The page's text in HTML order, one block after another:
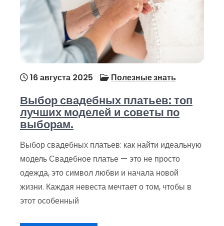
16 августа 2025 Полезные знать
Выбор свадебных платьев: топ
лучших моделей и советы по
выборам.
Выбор свадебных платьев: как найти идеальную
модель Свадебное платье — это не просто
одежда, это символ любви и начала новой
жизни. Каждая невеста мечтает о том, чтобы в
этот особенный